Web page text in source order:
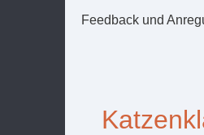
Feedback und